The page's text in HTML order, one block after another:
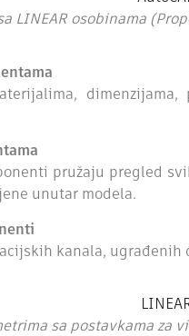
LINEAR osobinama
pružaju pregled
unutar modela.
kanala, ugrađenih
sa postavkama za